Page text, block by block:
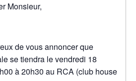
Monsieur,
de vous annoncer que
se tiendra le vendredi 18
à 20h30 au RCA (club house